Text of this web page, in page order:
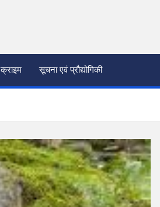
क्राइम सूचना एवं प्रौद्योगिकी